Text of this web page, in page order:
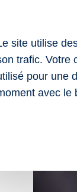
En
Sources :
qui
site utilise
trafic. Votre
pour une
avec le